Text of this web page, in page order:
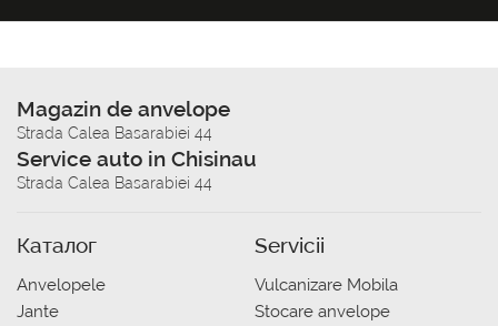
Magazin de anvelope
Strada Calea Basarabiei 44
Service auto in Chisinau
Strada Calea Basarabiei 44
Каталог
Anvelopele
Jante
Servicii
Vulcanizare Mobila
Stocare anvelope